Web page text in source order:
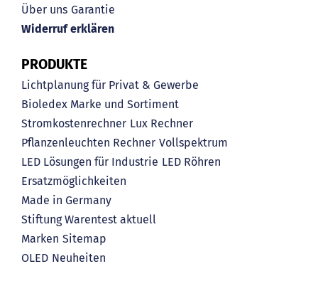
Über uns Garantie
Widerruf erklären
PRODUKTE
Lichtplanung für Privat & Gewerbe
Bioledex Marke und Sortiment
Stromkostenrechner Lux Rechner
Pflanzenleuchten Rechner Vollspektrum
LED Lösungen für Industrie LED Röhren
Ersatzmöglichkeiten
Made in Germany
Stiftung Warentest aktuell
Marken Sitemap
OLED Neuheiten